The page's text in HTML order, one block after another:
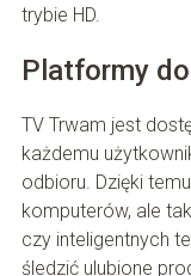
trybie HD.
Platformy
TV Trwam jest
każdemu
odbioru. Dzięki
komputerów, ale
czy inteligentnych
śledzić ulubione